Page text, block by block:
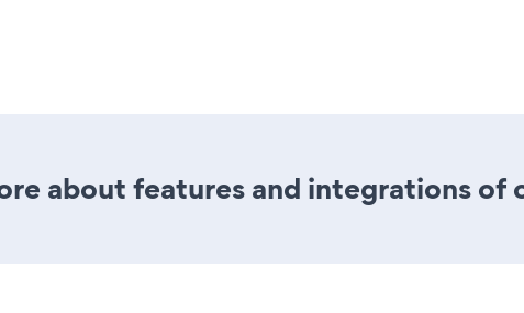
about features and integrations of